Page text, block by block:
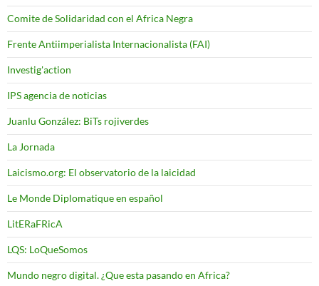
Comite de Solidaridad con el Africa Negra
Frente Antiimperialista Internacionalista (FAI)
Investig'action
IPS agencia de noticias
Juanlu González: BiTs rojiverdes
La Jornada
Laicismo.org: El observatorio de la laicidad
Le Monde Diplomatique en español
LitERaFRicA
LQS: LoQueSomos
Mundo negro digital. ¿Que esta pasando en Africa?